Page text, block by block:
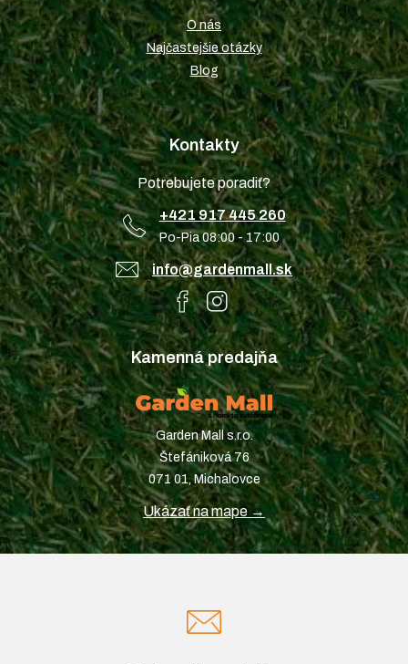
O nás
Najčastejšie otázky
Blog
Kontakty
Potrebujete poradiť?
+421 917 445 260
Po-Pia 08:00 - 17:00
info@gardenmall.sk
Kamenná predajňa
Garden Mall s.r.o.
Štefániková 76
071 01, Michalovce
Ukázať na mape →